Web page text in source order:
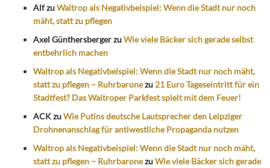
AlfzuWaltrop als Negativbeispiel: Wenn die Stadt nur noch
mäht, statt zu pflegen
Axel GünthersbergerzuWie viele Bäcker sich gerade selbst
entbehrlich machen
Waltrop als Negativbeispiel: Wenn die Stadt nur noch mäht,
statt zu pflegen – Ruhrbaronezu 21 Euro Tageseintritt für ein
Stadtfest? Das Waltroper Parkfest spielt mit dem Feuer!
ACKzuWie Putins deutsche Lautsprecher den Leipziger
Drohnenanschlag für antiwestliche Propaganda nutzen
Waltrop als Negativbeispiel: Wenn die Stadt nur noch mäht,
statt zu pflegen – RuhrbaronezuWie viele Bäcker sich gerade